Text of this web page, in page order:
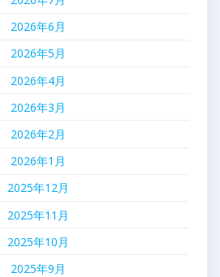
2026年6月
2026年5月
2026年4月
2026年3月
2026年2月
2026年1月
2025年12月
2025年11月
2025年10月
2025年9月